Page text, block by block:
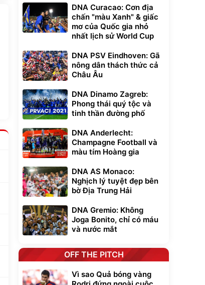
DNA Curacao: Cơn địa
chấn "màu Xanh" & giấc
mơ của Quốc gia nhỏ
nhất lịch sử World Cup
DNA PSV Eindhoven: Gã
nông dân thách thức cả
Châu Âu
DNA Dinamo Zagreb:
Phong thái quý tộc và
tinh thần đường phố
DNA Anderlecht:
Champagne Football và
màu tím Hoàng gia
DNA AS Monaco:
Nghịch lý tuyệt đẹp bên
bờ Địa Trung Hải
DNA Gremio: Không
Joga Bonito, chỉ có máu
và nước mắt
OFF THE PITCH
Vì sao Quả bóng vàng